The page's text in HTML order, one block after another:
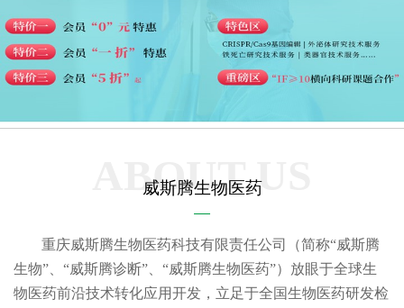
威斯腾生物医药
ABOUT US
重庆威斯腾生物医药科技有限责任公司（简称“威斯腾
生物”、“威斯腾诊断”、“威斯腾生物医药”）放眼于全球生
物医药前沿技术转化应用开发，立足于全国生物医药研发检